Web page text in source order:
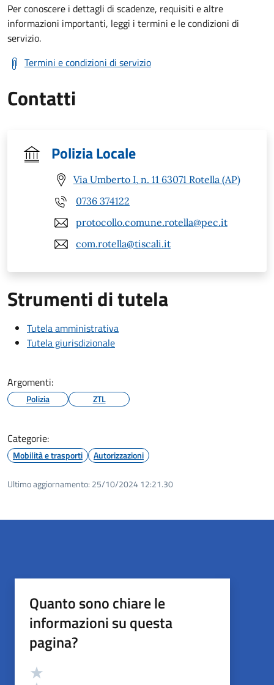
Per conoscere i dettagli di scadenze, requisiti e altre
informazioni importanti, leggi i termini e le condizioni di
servizio.
Termini e condizioni di servizio
Contatti
Polizia Locale
Via Umberto I, n. 11 63071 Rotella (AP)
0736 374122
protocollo.comune.rotella@pec.it
com.rotella@tiscali.it
Strumenti di tutela
Tutela amministrativa
Tutela giurisdizionale
Argomenti:
Polizia ZTL
Categorie:
Mobilità e trasporti Autorizzazioni
Ultimo aggiornamento: 25/10/2024 12:21.30
Quanto sono chiare le
informazioni su questa
pagina?
Valutazione